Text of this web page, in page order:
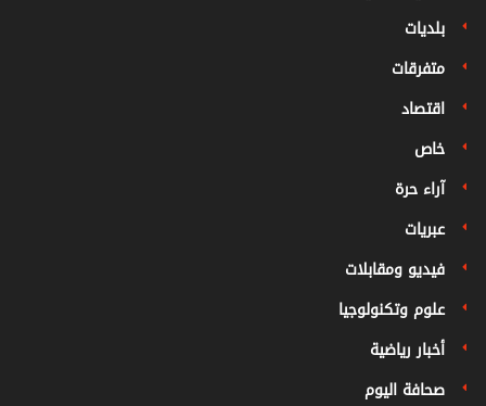
بلديات
متفرقات
اقتصاد
خاص
آراء حرة
عبريات
فيديو ومقابلات
علوم وتكنولوجيا
أخبار رياضية
صحافة اليوم